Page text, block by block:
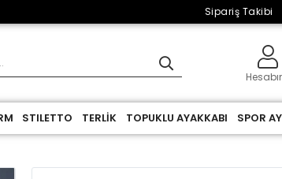
Sipariş Takibi
STILETTO TERLİK TOPUKLU AYAKKABI SPOR